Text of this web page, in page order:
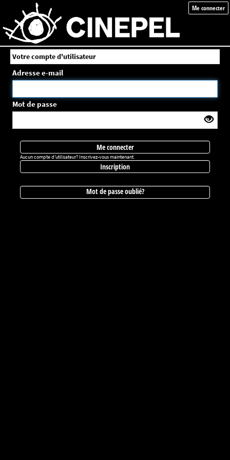
Me connecter
Votre compte d'utilisateur
Adresse e-mail
Mot de passe
Me connecter
Aucun compte d'utilisateur? Inscrivez-vous maintenant.
Inscription
Mot de passe oublié?